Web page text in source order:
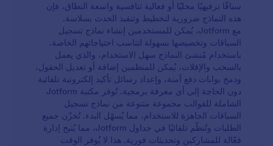
سباقًا ترفيهيًا محليًا أو فعالية تنافسية واسعة النطاق، فإن
هذه النماذج ضرورية لتخطيط وتنفيذ الحدث بسلاسة.
مع Jotform، يُمكن للمستخدمين إنشاء نماذج تسجيل
السباقات وتخصيصها بسهولة لتناسب احتياجاتهم الخاصة.
باستخدام مُنشئ النماذج سهل الاستخدام، والذي يعمل
بالسحب والإفلات، يُمكن للمنظمين إضافة أو تعديل الحقول،
ودمج بوابات دفع آمنة، وإعداد رسائل تأكيد إلكترونية تلقائية
دون الحاجة إلى أي معرفة برمجية. تُوفر مكتبة Jotform
الشاملة للقوالب مجموعة متنوعة من نماذج تسجيل
السباقات الجاهزة للاستخدام، مما يُسهّل البدء. تُخزّن جميع
الطلبات وتُنظّم تلقائيًا في جداول Jotform، مما يُتيح إدارة
فعّالة للمشاركين وتحديثات فورية. هذا لا يُوفر الوقت